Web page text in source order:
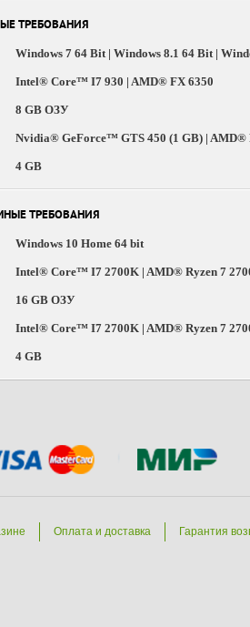
ТРЕБОВАНИЯ
Windows 7 64 Bit | Windows 8.1 64 Bit |
Intel® Core™ I7 930 | AMD® FX 6350
8 GB ОЗУ
Nvidia® GeForce™ GTS 450 (1 GB) | AMD®
4 GB
ТРЕБОВАНИЯ
Windows 10 Home 64 bit
Intel® Core™ I7 2700K | AMD® Ryzen 7
16 GB ОЗУ
Intel® Core™ I7 2700K | AMD® Ryzen 7
4 GB
Оплата и доставка Гарантия